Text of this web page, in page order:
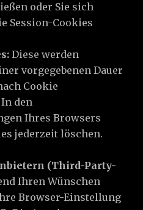
oder Sie sich
Session-Cookies
Diese werden
vorgegebenen Dauer
Cookie
den
Ihres Browsers
jederzeit löschen.
(Third-Party-
Ihren Wünschen
Browser-Einstellung